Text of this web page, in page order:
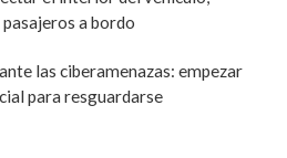
a bordo
las ciberamenazas: empezar
para resguardarse